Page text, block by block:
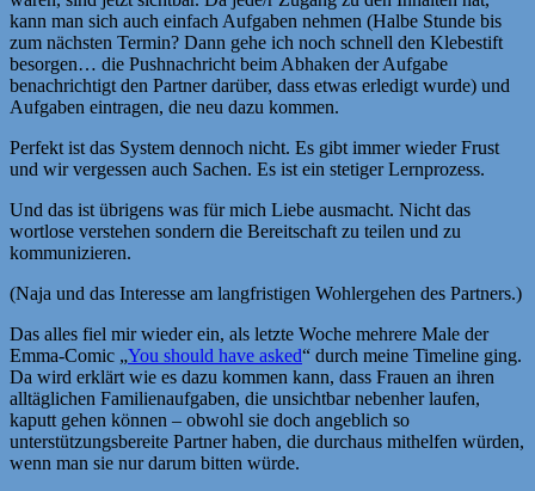
kann man sich auch einfach Aufgaben nehmen (Halbe Stunde bis
zum nächsten Termin? Dann gehe ich noch schnell den Klebestift
besorgen… die Pushnachricht beim Abhaken der Aufgabe
benachrichtigt den Partner darüber, dass etwas erledigt wurde) und
Aufgaben eintragen, die neu dazu kommen.
Perfekt ist das System dennoch nicht. Es gibt immer wieder Frust
und wir vergessen auch Sachen. Es ist ein stetiger Lernprozess.
Und das ist übrigens was für mich Liebe ausmacht. Nicht das
wortlose verstehen sondern die Bereitschaft zu teilen und zu
kommunizieren.
(Naja und das Interesse am langfristigen Wohlergehen des Partners.)
Das alles fiel mir wieder ein, als letzte Woche mehrere Male der
Emma-Comic „You should have asked“ durch meine Timeline ging.
Da wird erklärt wie es dazu kommen kann, dass Frauen an ihren
alltäglichen Familienaufgaben, die unsichtbar nebenher laufen,
kaputt gehen können – obwohl sie doch angeblich so
unterstützungsbereite Partner haben, die durchaus mithelfen würden,
wenn man sie nur darum bitten würde.